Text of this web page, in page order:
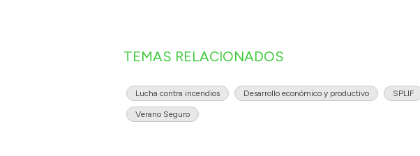
TEMAS RELACIONADOS
Lucha contra incendios Desarrollo económico y productivo SPLIF
Verano Seguro